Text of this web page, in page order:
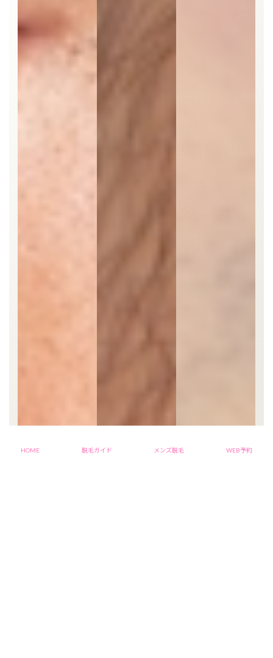
HOME 脱毛ガイド メンズ脱毛 WEB予約